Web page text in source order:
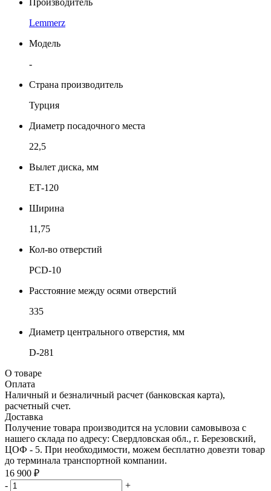
Lemmerz
Модель
-
Страна производитель
Турция
Диаметр посадочного места
22,5
Вылет диска, мм
ЕТ-120
Ширина
11,75
Кол-во отверстий
PCD-10
Расстояние между осями отверстий
335
Диаметр центрального отверстия, мм
D-281
О товаре
Оплата
Наличный и безналичный расчет (банковская карта),
расчетный счет.
Доставка
Получение товара производится на условии самовывоза с
нашего склада по адресу: Свердловская обл., г. Березовский,
ЦОФ - 5. При необходимости, можем бесплатно довезти товар
до терминала транспортной компании.
16 900 ₽
-
+